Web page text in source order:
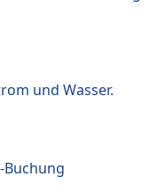
und Wasser.
Buchung